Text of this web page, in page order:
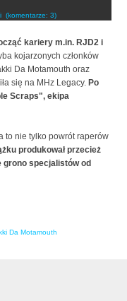
(komentarze: 3)
kariery m.in. RJD2 i
kojarzonych członków
Da Motamouth oraz
się na MHz Legacy. Po
Scraps", ekipa
to nie tylko powrót raperów
produkował przecież
grono specjalistów od
Da Motamouth